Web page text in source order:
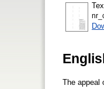
The appeal